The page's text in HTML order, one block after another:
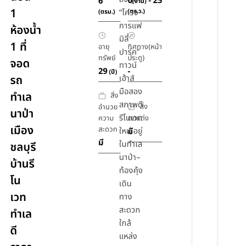
1
ห้องน้ำ
1 ที่
จอด
รถ
ทำเล
นาป่า
เมือง
ชลบุรี
บ้านรี
โน
เวท
ทำเล
ดี
(ตรม.) (ตร.ว.)
อายุ
ทรัพย์
29(ปี)
ทิศทาง(หน้า
ประตู)
-
สิ่ง
อำนวย
ความ
สะดวก
มี
สิ่ง
ตกแต่ง
มี
“โครง
การแฟ
มิลี่
ปาร์ค”
ทาวน์
เฮ้าส์
มือสอง
สภาพดี
รีโนเวท
ใหม่ อยู่
ในทำเล
นาป่า–
ท้องคุ้ง
เดิน
ทาง
สะดวก
ใกล้
แหล่ง